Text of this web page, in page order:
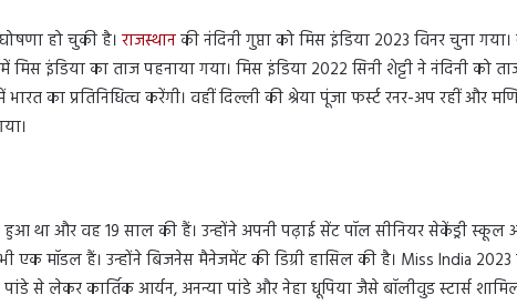
हो चुकी है। राजस्थानकी नंदिनी गुप्ता को मिस इंडिया 2023 विनर चुना गया।
इंडिया का ताज पहनाया गया। मिस इंडिया 2022 सिनी शेट्टी ने नंदिनी को
का प्रतिनिधित्व करेंगी। वहीं दिल्ली की श्रेया पूंजा फर्स्ट रनर-अप रहीं और
में हुआ था और वह 19 साल की हैं। उन्होंने अपनी पढ़ाई सेंट पॉल सीनियर सेकेंड्री
एक मॉडल हैं। उन्होंने बिजनेस मैनेजमेंट की डिग्री हासिल की है। Miss India
से लेकर कार्तिक आर्यन, अनन्या पांडे और नेहा धूपिया जैसे बॉलीवुड स्टार्स